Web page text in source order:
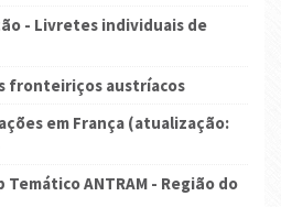
- Livretes individuais de
fronteiriços austríacos
em França (atualização:
Temático ANTRAM - Região do